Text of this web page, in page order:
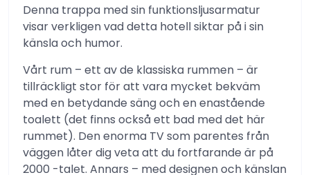
Denna trappa med sin funktionsljusarmatur
visar verkligen vad detta hotell siktar på i sin
känsla och humor.
Vårt rum – ett av de klassiska rummen – är
tillräckligt stor för att vara mycket bekväm
med en betydande säng och en enastående
toalett (det finns också ett bad med det här
rummet). Den enorma TV som parentes från
väggen låter dig veta att du fortfarande är på
2000 -talet. Annars – med designen och känslan